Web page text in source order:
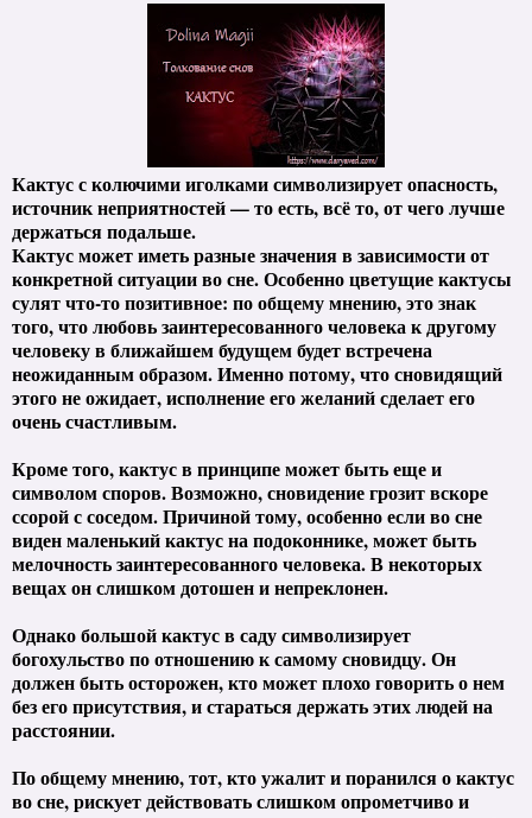
Кактус с колючими иголками символизирует опасность,
источник неприятностей — то есть, всё то, от чего лучше
держаться подальше.
Кактус может иметь разные значения в зависимости от
конкретной ситуации во сне. Особенно цветущие кактусы
сулят что-то позитивное: по общему мнению, это знак
того, что любовь заинтересованного человека к другому
человеку в ближайшем будущем будет встречена
неожиданным образом. Именно потому, что сновидящий
этого не ожидает, исполнение его желаний сделает его
очень счастливым.
Кроме того, кактус в принципе может быть еще и
символом споров. Возможно, сновидение грозит вскоре
ссорой с соседом. Причиной тому, особенно если во сне
виден маленький кактус на подоконнике, может быть
мелочность заинтересованного человека. В некоторых
вещах он слишком дотошен и непреклонен.
Однако большой кактус в саду символизирует
богохульство по отношению к самому сновидцу. Он
должен быть осторожен, кто может плохо говорить о нем
без его присутствия, и стараться держать этих людей на
расстоянии.
По общему мнению, тот, кто ужалит и поранился о кактус
во сне, рискует действовать слишком опрометчиво и